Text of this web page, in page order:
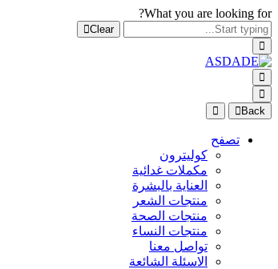
What you are looking for?
Clear
Back
تصفح
كوليترون
مكملات غدائية
العناية بالبشرة
منتجات الشعر
منتجات الصحة
منتجات النساء
تواصل معنا
الاسئلة الشائعة